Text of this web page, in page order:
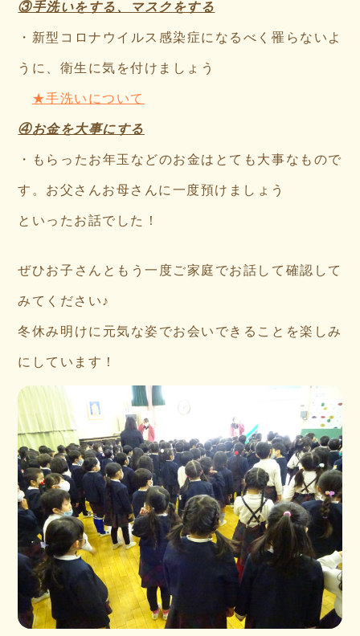
③手洗いをする、マスクをする
・新型コロナウイルス感染症になるべく罹らないよ
うに、衛生に気を付けましょう
★手洗いについて
④お金を大事にする
・もらったお年玉などのお金はとても大事なもので
す。お父さんお母さんに一度預けましょう
といったお話でした！
ぜひお子さんともう一度ご家庭でお話して確認して
みてください♪
冬休み明けに元気な姿でお会いできることを楽しみ
にしています！